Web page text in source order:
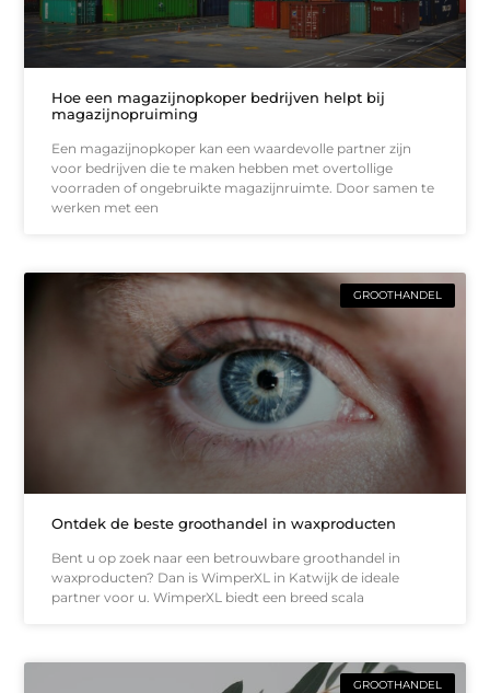
Hoe een magazijnopkoper bedrijven helpt bij
magazijnopruiming
Een magazijnopkoper kan een waardevolle partner zijn
voor bedrijven die te maken hebben met overtollige
voorraden of ongebruikte magazijnruimte. Door samen te
werken met een
GROOTHANDEL
Ontdek de beste groothandel in waxproducten
Bent u op zoek naar een betrouwbare groothandel in
waxproducten? Dan is WimperXL in Katwijk de ideale
partner voor u. WimperXL biedt een breed scala
GROOTHANDEL